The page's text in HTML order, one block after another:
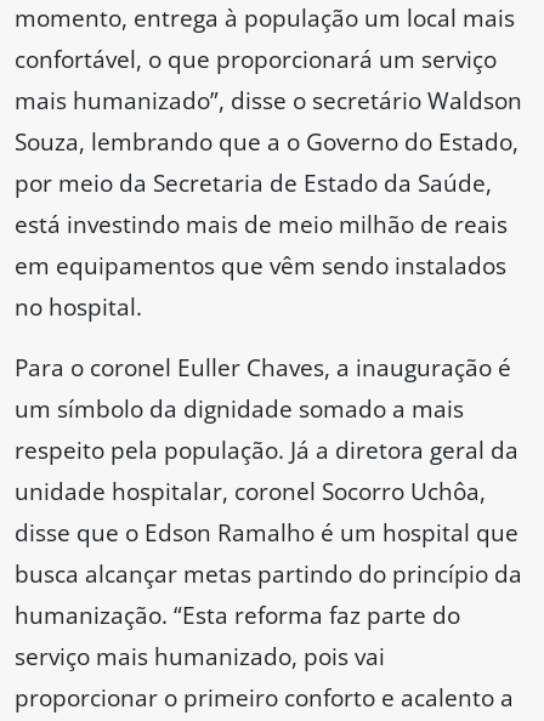
momento, entrega à população um local mais
confortável, o que proporcionará um serviço
mais humanizado”, disse o secretário Waldson
Souza, lembrando que a o Governo do Estado,
por meio da Secretaria de Estado da Saúde,
está investindo mais de meio milhão de reais
em equipamentos que vêm sendo instalados
no hospital.
Para o coronel Euller Chaves, a inauguração é
um símbolo da dignidade somado a mais
respeito pela população. Já a diretora geral da
unidade hospitalar, coronel Socorro Uchôa,
disse que o Edson Ramalho é um hospital que
busca alcançar metas partindo do princípio da
humanização. “Esta reforma faz parte do
serviço mais humanizado, pois vai
proporcionar o primeiro conforto e acalento a